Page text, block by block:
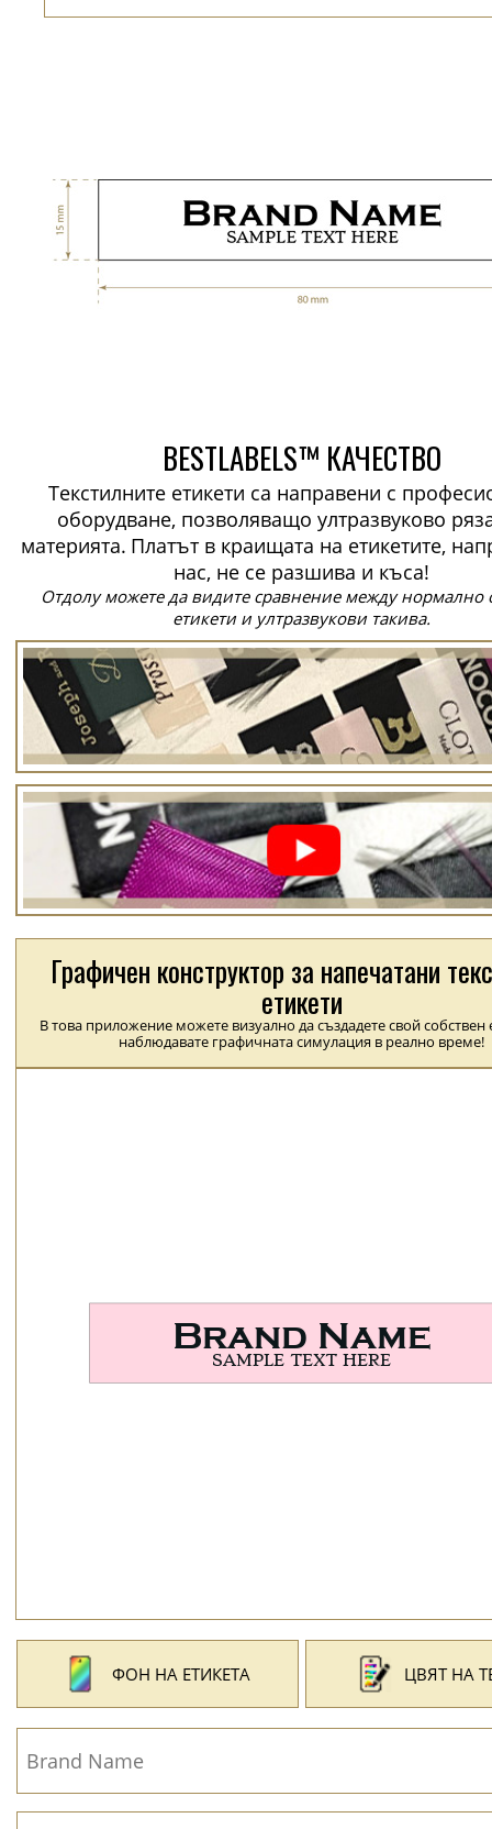
BESTLABELS™ КАЧЕСТВО
Текстилните етикети са направени с
оборудване, позволяващо ултразвуково
материята. Платът в краищата на етикетите,
нас, не се разшива и къса!
Отдолу можете да видите сравнение между нормално
етикети и ултразвукови такива.
Графичен конструктор за напечатани
етикети
В това приложение можете визуално да създадете свой собствен
наблюдавате графичната симулация в реално време!
ФОН НА ЕТИКЕТА ЦВЯТ НА